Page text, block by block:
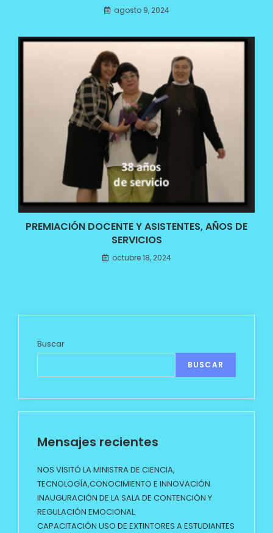
agosto 9, 2024
PREMIACIÓN DOCENTE Y ASISTENTES, AÑOS DE
SERVICIOS
octubre 18, 2024
Buscar
BUSCAR
Mensajes recientes
NOS VISITÓ LA MINISTRA DE CIENCIA,
TECNOLOGÍA,CONOCIMIENTO E INNOVACIÓN.
INAUGURACIÓN DE LA SALA DE CONTENCIÓN Y
REGULACIÓN EMOCIONAL
CAPACITACIÓN USO DE EXTINTORES A ESTUDIANTES